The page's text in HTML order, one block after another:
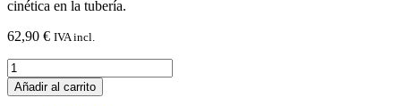
cinética en la tubería.
62,90 € IVA incl.
Válvula
mariposa
fund.
Añadir al carrito